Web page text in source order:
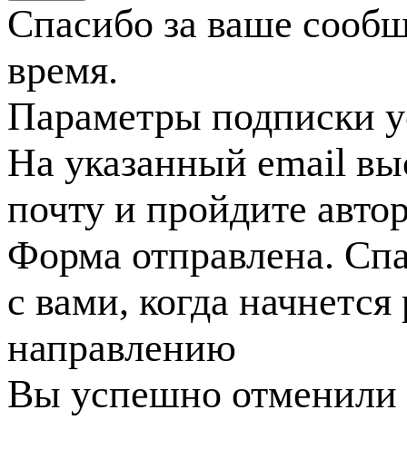
Спасибо за ваше
время.
Параметры подписки
На указанный email
почту и пройдите
Форма отправлена.
с вами, когда
направлению
Вы успешно отменили